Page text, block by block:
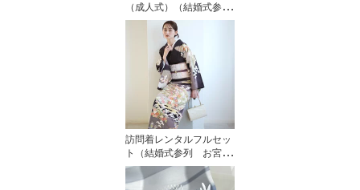
（成人式）（結婚式参
列 未婚）
訪問着レンタルフルセッ
ト（結婚式参列 お宮参
り）